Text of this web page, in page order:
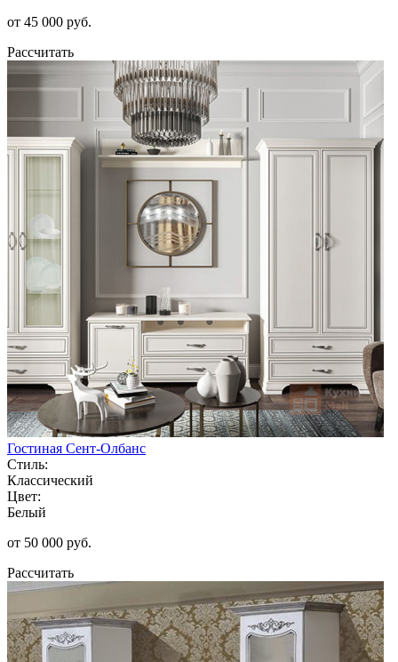
от 45 000 руб.
Рассчитать
Гостиная Сент-Олбанс
Стиль:
Классический
Цвет:
Белый
от 50 000 руб.
Рассчитать